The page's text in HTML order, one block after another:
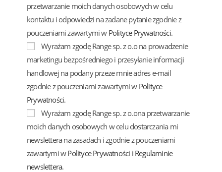
przetwarzanie moich danych osobowych w celu
kontaktu i odpowiedzi na zadane pytanie zgodnie z
pouczeniami zawartymi w Polityce Prywatności.
Wyrażam zgodę Range sp. z o.o na prowadzenie
marketingu bezpośredniego i przesyłanie informacji
handlowej na podany przeze mnie adres e-mail
zgodnie z pouczeniami zawartymi w Polityce
Prywatności.
Wyrażam zgodę Range sp. z o.ona przetwarzanie
moich danych osobowych w celu dostarczania mi
newslettera na zasadach i zgodnie z pouczeniami
zawartymi wPolityce Prywatności i Regulaminie
newslettera.